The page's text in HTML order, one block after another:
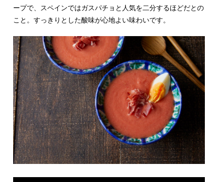
ープで、スペインではガスパチョと人気を二分するほどだとの
こと。すっきりとした酸味が心地よい味わいです。